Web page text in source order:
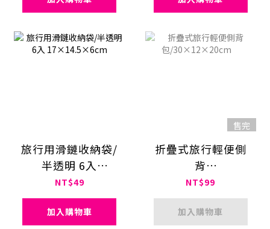
旅行用滑鏈收納袋/
半透明 6入
17×14.5×6cm
NT$49
加入購物車
售完
折疊式旅行輕便側
背
包/30×12×20cm
NT$99
加入購物車